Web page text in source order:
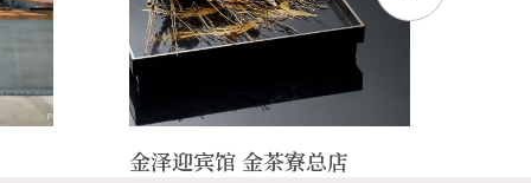
金泽迎宾馆 金茶寮总店